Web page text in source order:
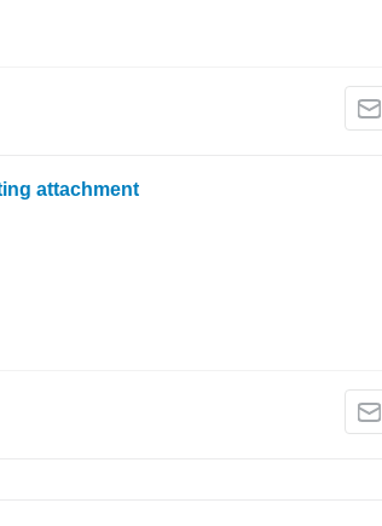
attachment